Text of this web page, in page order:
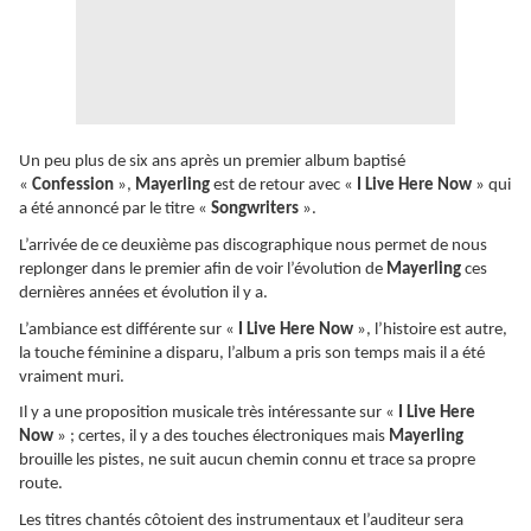
Un peu plus de six ans après un premier album baptisé
« Confession », Mayerling est de retour avec « I Live Here Now » qui
a été annoncé par le titre « Songwriters ».
L’arrivée de ce deuxième pas discographique nous permet de nous
replonger dans le premier afin de voir l’évolution de Mayerling ces
dernières années et évolution il y a.
L’ambiance est différente sur « I Live Here Now », l’histoire est autre,
la touche féminine a disparu, l’album a pris son temps mais il a été
vraiment muri.
Il y a une proposition musicale très intéressante sur « I Live Here
Now » ; certes, il y a des touches électroniques mais Mayerling
brouille les pistes, ne suit aucun chemin connu et trace sa propre
route.
Les titres chantés côtoient des instrumentaux et l’auditeur sera